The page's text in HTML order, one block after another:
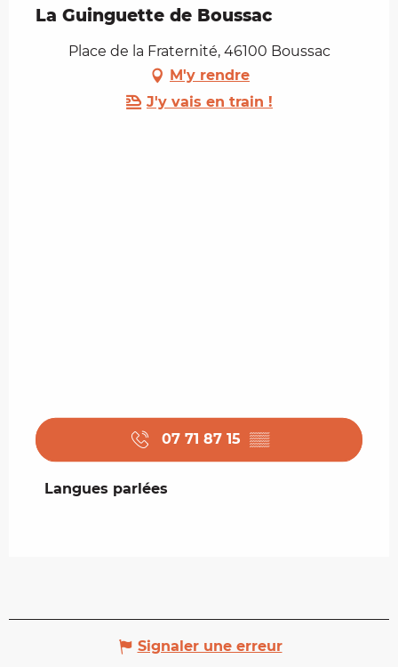
La Guinguette de Boussac
Place de la Fraternité, 46100 Boussac
M'y rendre
J'y vais en train !
07 71 87 15 ▒▒
Langues parlées
Langues parlées
Signaler une erreur